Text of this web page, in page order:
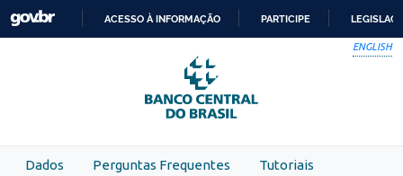
Skip to main content
PARA
O
CONTEÚDO
ACESSO À INFORMAÇÃO PARTICIPE
ENGLISH
Dados Perguntas Frequentes Tutoriais